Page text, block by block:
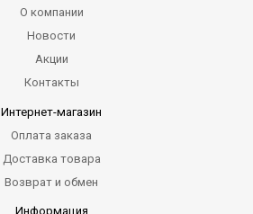
О компании
Новости
Акции
Контакты
Интернет-магазин
Оплата заказа
Доставка товара
Возврат и обмен
Информация